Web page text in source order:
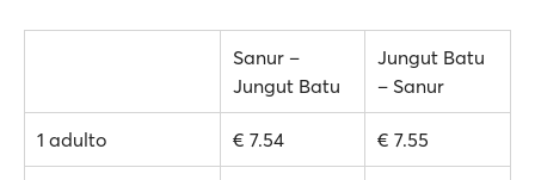
Sanur –
Jungut Batu
Jungut Batu
– Sanur
1 adulto € 7.54 € 7.55